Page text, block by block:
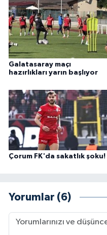
Galatasaray maçı
hazırlıkları yarın başlıyor
Çorum FK'da sakatlık şoku!
Yorumlar (6)